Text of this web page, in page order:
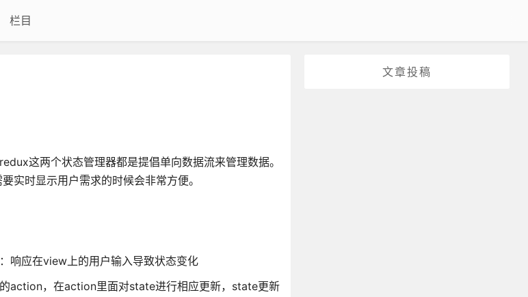
栏目
文章投稿
这两个状态管理器都是提倡单向数据流来管理数据。
实时显示用户需求的时候会非常方便。
响应在view上的用户输入导致状态变化
action，在action里面对state进行相应更新，state更新